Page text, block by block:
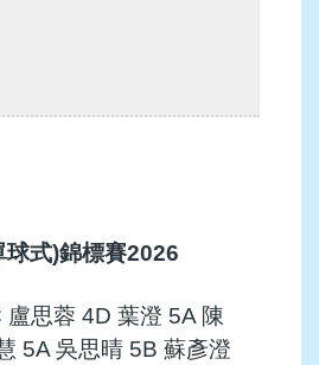
球式)錦標賽2026
思蓉 4D 葉澄 5A 陳
5A 吳思晴 5B 蘇彥澄